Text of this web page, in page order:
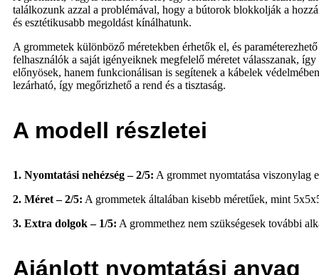
találkozunk azzal a problémával, hogy a bútorok blokkolják a
és esztétikusabb megoldást kínálhatunk.
A grommetek különböző méretekben érhetők el, és
felhasználók a saját igényeiknek megfelelő méretet válasszanak,
előnyösek, hanem funkcionálisan is segítenek a kábelek
lezárható, így megőrizhető a rend és a tisztaság.
A modell részletei
1. Nyomtatási nehézség – 2/5: A grommet nyomtatása viszonylag
2. Méret – 2/5: A grommetek általában kisebb méretűek, mint
3. Extra dolgok – 1/5: A grommethez nem szükségesek további
Ajánlott nyomtatási anyag